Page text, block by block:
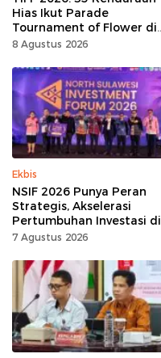
Hias Ikut Parade
Tournament of Flower di
Tomohon
8 Agustus 2026
Ekbis
NSIF 2026 Punya Peran
Strategis, Akselerasi
Pertumbuhan Investasi di
Sulut
7 Agustus 2026